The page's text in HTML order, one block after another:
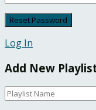
Log In
Add New